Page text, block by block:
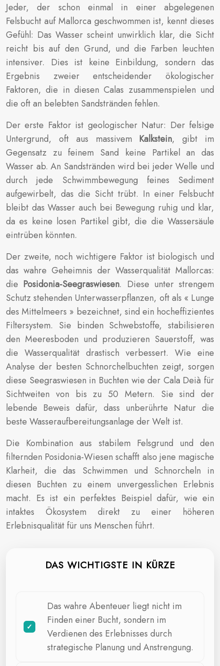
Jeder, der schon einmal in einer abgelegenen
Felsbucht auf Mallorca geschwommen ist, kennt dieses
Gefühl: Das Wasser scheint unwirklich klar, die Sicht
reicht bis auf den Grund, und die Farben leuchten
intensiver. Dies ist keine Einbildung, sondern das
Ergebnis zweier entscheidender ökologischer
Faktoren, die in diesen Calas zusammenspielen und
die oft an belebten Sandstränden fehlen.
Der erste Faktor ist geologischer Natur: Der felsige
Untergrund, oft aus massivem Kalkstein, gibt im
Gegensatz zu feinem Sand keine Partikel an das
Wasser ab. An Sandstränden wird bei jeder Welle und
durch jede Schwimmbewegung feines Sediment
aufgewirbelt, das die Sicht trübt. In einer Felsbucht
bleibt das Wasser auch bei Bewegung ruhig und klar,
da es keine losen Partikel gibt, die die Wassersäule
eintrüben könnten.
Der zweite, noch wichtigere Faktor ist biologisch und
das wahre Geheimnis der Wasserqualität Mallorcas:
die Posidonia-Seegraswiesen. Diese unter strengem
Schutz stehenden Unterwasserpflanzen, oft als « Lunge
des Mittelmeers » bezeichnet, sind ein hocheffizientes
Filtersystem. Sie binden Schwebstoffe, stabilisieren
den Meeresboden und produzieren Sauerstoff, was
die Wasserqualität drastisch verbessert. Wie eine
Analyse der besten Schnorchelbuchten zeigt, sorgen
diese Seegraswiesen in Buchten wie der Cala Deià für
Sichtweiten von bis zu 50 Metern. Sie sind der
lebende Beweis dafür, dass unberührte Natur die
beste Wasseraufbereitungsanlage der Welt ist.
Die Kombination aus stabilem Felsgrund und den
filternden Posidonia-Wiesen schafft also jene magische
Klarheit, die das Schwimmen und Schnorcheln in
diesen Buchten zu einem unvergesslichen Erlebnis
macht. Es ist ein perfektes Beispiel dafür, wie ein
intaktes Ökosystem direkt zu einer höheren
Erlebnisqualität für uns Menschen führt.
DAS WICHTIGSTE IN KÜRZE
Das wahre Abenteuer liegt nicht im
Finden einer Bucht, sondern im
Verdienen des Erlebnisses durch
strategische Planung und Anstrengung.